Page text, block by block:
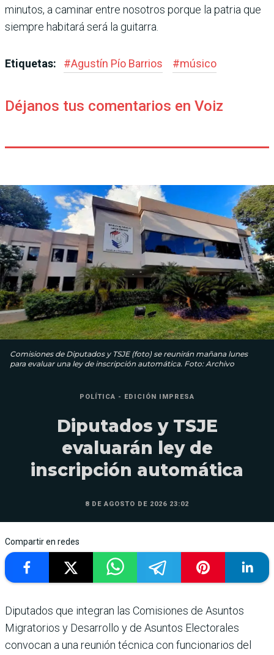
minutos, a caminar entre nosotros porque la patria que
siempre habitará será la guitarra.
Etiquetas: #Agustín Pío Barrios #músico
Déjanos tus comentarios en Voiz
Comisiones de Diputados y TSJE (foto) se reunirán mañana lunes
para evaluar una ley de inscripción automática. Foto: Archivo
POLÍTICA - EDICIÓN IMPRESA
Diputados y TSJE
evaluarán ley de
inscripción automática
8 DE AGOSTO DE 2026 23:02
Compartir en redes
Diputados que integran las Comisiones de Asuntos
Migratorios y Desarrollo y de Asuntos Electorales
convocan a una reunión técnica con funcionarios del